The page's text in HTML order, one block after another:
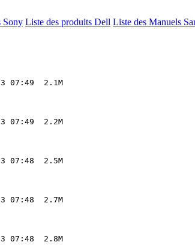
Sony Liste des produits Dell Liste des Manuels